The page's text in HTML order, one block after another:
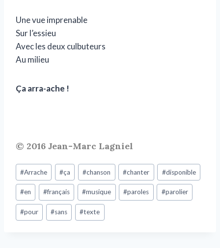
Une vue imprenable
Sur l’essieu
Avec les deux culbuteurs
Au milieu
Ça arra-ache !
© 2016 Jean-Marc Lagniel
#Arrache #ça #chanson #chanter #disponible
#en #français #musique #paroles #parolier
#pour #sans #texte